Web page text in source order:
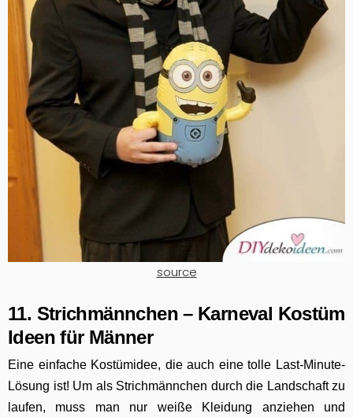
source
11. Strichmännchen – Karneval Kostüm
Ideen für Männer
Eine einfache Kostümidee, die auch eine tolle Last-Minute-
Lösung ist! Um als Strichmännchen durch die Landschaft zu
laufen, muss man nur weiße Kleidung anziehen und